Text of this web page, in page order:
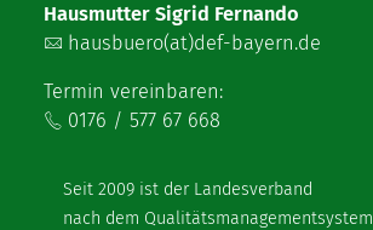
Hausmutter Sigrid Fernando
hausbuero(at)def-bayern.de
Termin vereinbaren:
0176 / 577 67 668
Seit 2009 ist der Landesverband
nach dem Qualitätsmanagementsystem